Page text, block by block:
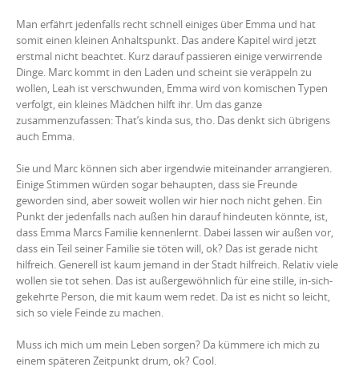
Man erfährt jedenfalls recht schnell einiges über Emma und hat
somit einen kleinen Anhaltspunkt. Das andere Kapitel wird jetzt
erstmal nicht beachtet. Kurz darauf passieren einige verwirrende
Dinge. Marc kommt in den Laden und scheint sie veräppeln zu
wollen, Leah ist verschwunden, Emma wird von komischen Typen
verfolgt, ein kleines Mädchen hilft ihr. Um das ganze
zusammenzufassen: That’s kinda sus, tho. Das denkt sich übrigens
auch Emma.
Sie und Marc können sich aber irgendwie miteinander arrangieren.
Einige Stimmen würden sogar behaupten, dass sie Freunde
geworden sind, aber soweit wollen wir hier noch nicht gehen. Ein
Punkt der jedenfalls nach außen hin darauf hindeuten könnte, ist,
dass Emma Marcs Familie kennenlernt. Dabei lassen wir außen vor,
dass ein Teil seiner Familie sie töten will, ok? Das ist gerade nicht
hilfreich. Generell ist kaum jemand in der Stadt hilfreich. Relativ viele
wollen sie tot sehen. Das ist außergewöhnlich für eine stille, in-sich-
gekehrte Person, die mit kaum wem redet. Da ist es nicht so leicht,
sich so viele Feinde zu machen.
Muss ich mich um mein Leben sorgen? Da kümmere ich mich zu
einem späteren Zeitpunkt drum, ok? Cool.